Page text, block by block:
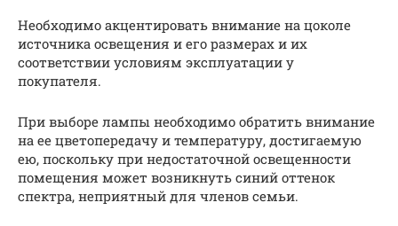
Необходимо акцентировать внимание на цоколе
источника освещения и его размерах и их
соответствии условиям эксплуатации у
покупателя.
При выборе лампы необходимо обратить внимание
на ее цветопередачу и температуру, достигаемую
ею, поскольку при недостаточной освещенности
помещения может возникнуть синий оттенок
спектра, неприятный для членов семьи.